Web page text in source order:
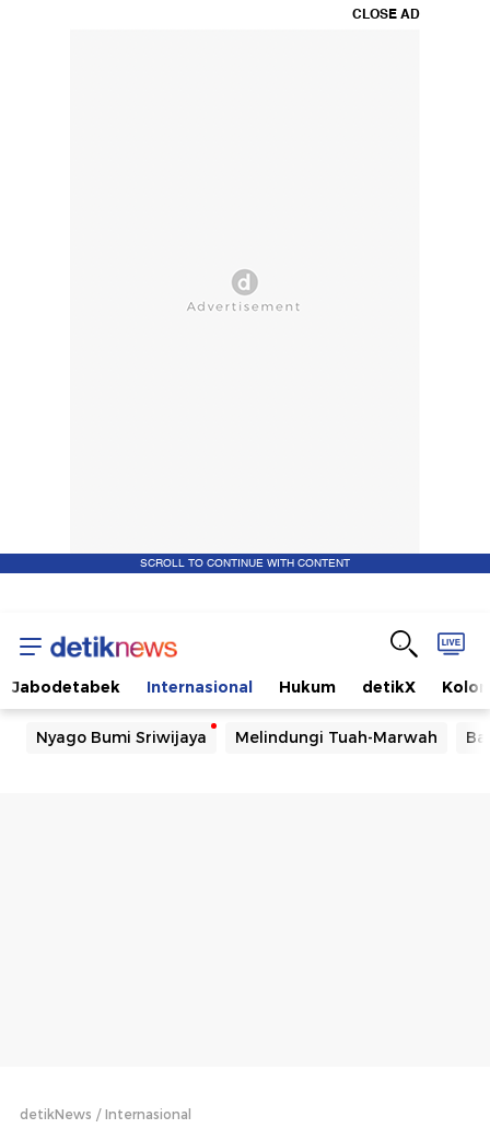
CLOSE AD
SCROLL TO CONTINUE WITH CONTENT
Jabodetabek Internasional Hukum detikX
Nyago Bumi Sriwijaya Melindungi Tuah-Marwah
detikNews Internasional